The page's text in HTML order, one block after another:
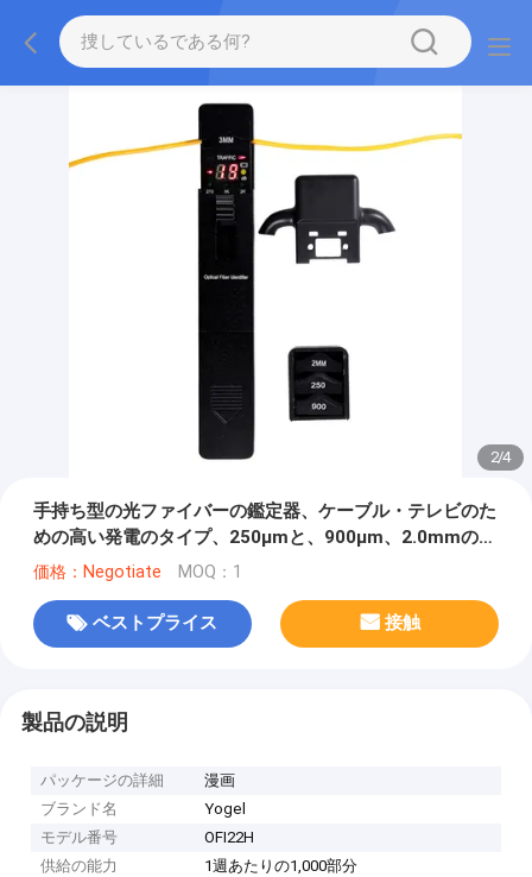
2/4
手持ち型の光ファイバーの鑑定器、ケーブル・テレビのた
めの高い発電のタイプ、250μmと、900μm、2.0mmの
3.0mmのアダプターの頭部
価格：Negotiate MOQ：1
ベストプライス 接触
製品の説明
パッケージの詳細
漫画
ブランド名
Yogel
モデル番号
OFI22H
供給の能力
1週あたりの1,000部分